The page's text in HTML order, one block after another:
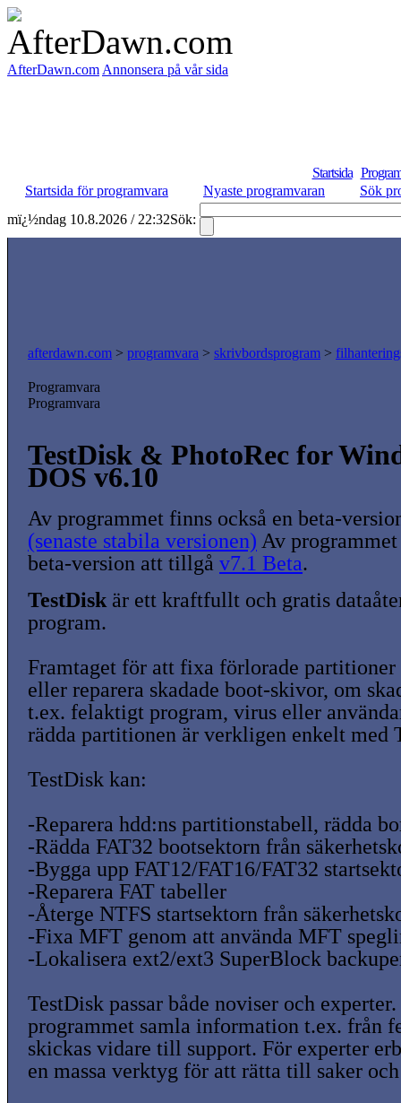
AfterDawn.com Annonsera på vår sida
Startsida
Startsida för programvara
Nyaste programvaran
Sök
mï¿½ndag 10.8.2026 / 22:32Sök:
afterdawn.com > programvara > skrivbordsprogram >
Programvara
Programvara
TestDisk & PhotoRec for
DOS v6.10
Av programmet finns också en beta-
(senaste stabila versionen) Av
beta-version att tillgå v7.1 Beta.
TestDiskär ett kraftfullt och gratis
program.
Framtaget för att fixa förlorade partitioner
eller reparera skadade boot-skivor, om
t.ex. felaktigt program, virus eller
rädda partitionen är verkligen enkelt med
TestDisk kan:
-Reparera hdd:ns partitionstabell, rädda
-Rädda FAT32 bootsektorn från
-Bygga upp FAT12/FAT16/FAT32
-Reparera FAT tabeller
-Återge NTFS startsektorn från
-Fixa MFT genom att använda MFT
-Lokalisera ext2/ext3 SuperBlock
TestDisk passar både noviser och
programmet samla information t.ex. från
skickas vidare till support. För experter
en massa verktyg för att rätta till saker